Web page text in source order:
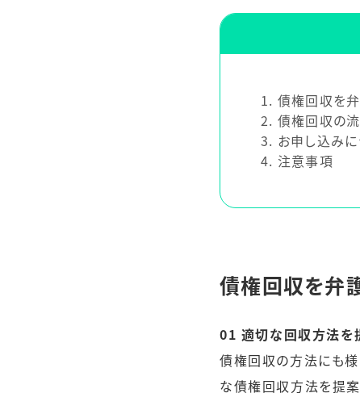
1 債権回収を
2 債権回収の
3 お申し込みに
4 注意事項
債権回収を弁
01 適切な回収方法を
債権回収の方法にも
な債権回収方法を提案